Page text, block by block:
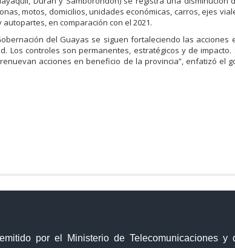
por el Ministerio de Telecomunicaciones
motos, domicilios, unidades económicas, carros, ejes
autopartes, en comparación con el 2021.
del Guayas se siguen fortaleciendo las acciones
Los controles son permanentes, estratégicos y de impacto.
acciones en beneficio de la provincia”, enfatizó el